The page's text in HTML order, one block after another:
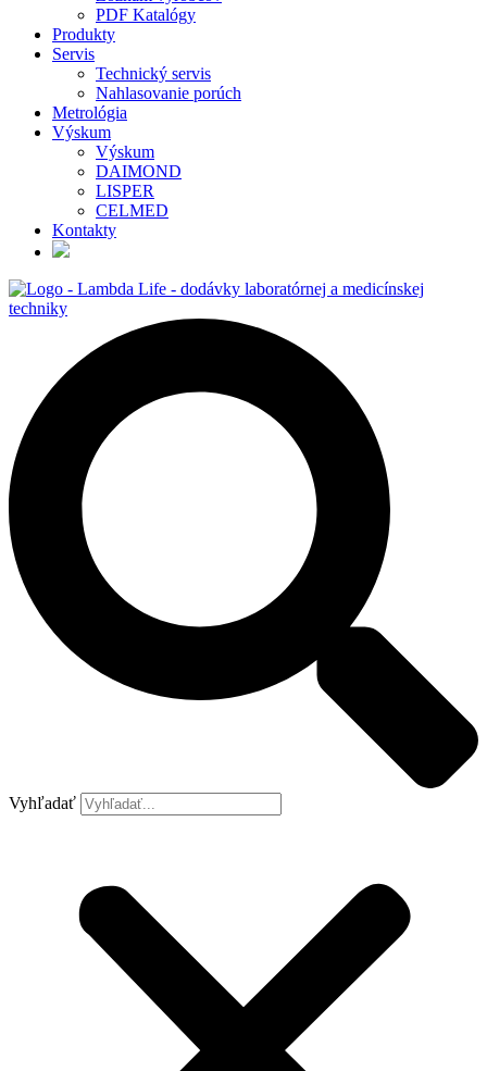
PDF Katalógy
Produkty
Servis
Technický servis
Nahlasovanie porúch
Metrológia
Výskum
Výskum
DAIMOND
LISPER
CELMED
Kontakty
Vyhľadať